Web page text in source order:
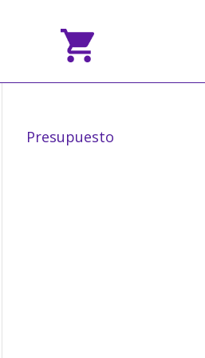
Presupuesto